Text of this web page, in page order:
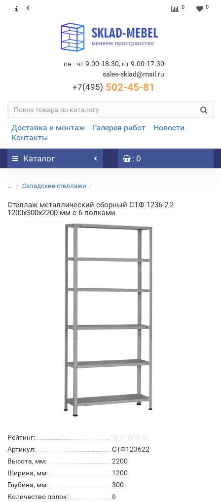
0 0
пн - чт 9.00-18.30, пт 9.00-17.30
sales-sklad@mail.ru
+7(495) 502-45-81
Доставка и монтаж Галерея работ
Новости
Контакты
Каталог : 0
... Складские стеллажи
Стеллаж металлический сборный СТФ 1236-2,2
1200х300х2200 мм с 6 полками
Рейтинг:
Артикул:
СТФ123622
Высота, мм:
2200
Ширина, мм:
1200
Глубина, мм:
300
Количество полок:
6